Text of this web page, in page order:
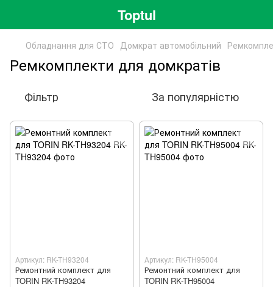
Toptul
Обладнання для СТО Домкрат автомобільний
Ремкомплекти для домкратів
Фільтр За популярністю
Артикул: RK-TH93204
Ремонтний комплект для
TORIN RK-TH93204
Артикул: RK-TH95004
Ремонтний комплект для
TORIN RK-TH95004